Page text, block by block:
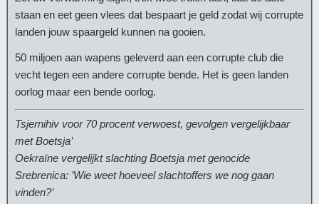
staan en eet geen vlees dat bespaart je geld zodat wij corrupte
landen jouw spaargeld kunnen na gooien.
50 miljoen aan wapens geleverd aan een corrupte club die
vecht tegen een andere corrupte bende. Het is geen landen
oorlog maar een bende oorlog.
Tsjernihiv voor 70 procent verwoest, gevolgen vergelijkbaar
met Boetsja’
Oekraïne vergelijkt slachting Boetsja met genocide
Srebrenica: ’Wie weet hoeveel slachtoffers we nog gaan
vinden?’